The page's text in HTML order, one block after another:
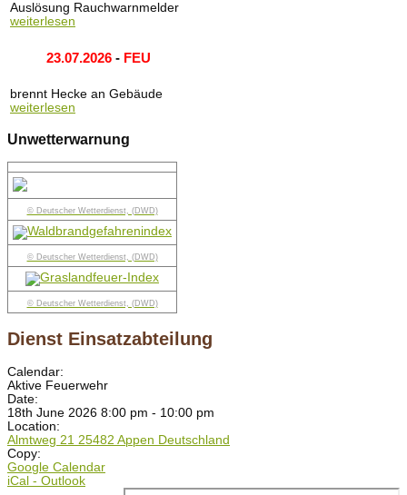
Auslösung Rauchwarnmelder
weiterlesen
23.07.2026- FEU
brennt Hecke an Gebäude
weiterlesen
Unwetterwarnung
© Deutscher Wetterdienst, (DWD)
© Deutscher Wetterdienst, (DWD)
© Deutscher Wetterdienst, (DWD)
Dienst Einsatzabteilung
Calendar:
Aktive Feuerwehr
Date:
18th June 2026 8:00 pm - 10:00 pm
Location:
Almtweg 21 25482 Appen Deutschland
Copy:
Google Calendar
iCal - Outlook